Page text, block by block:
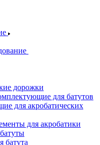
дорожки
для батутов
для акробатических
для акробатики
батута